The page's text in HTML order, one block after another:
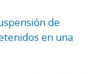
de
en una